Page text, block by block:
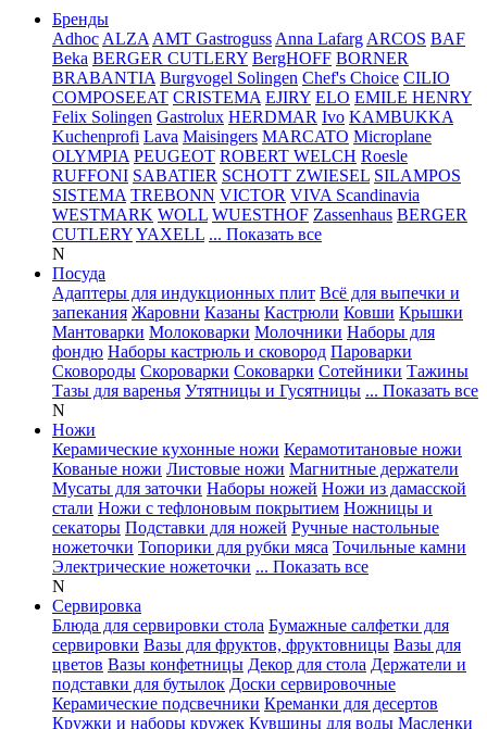
Бренды
Adhoc ALZA AMT Gastroguss Anna Lafarg ARCOS BAF
Beka BERGER CUTLERY BergHOFF BORNER
BRABANTIA Burgvogel Solingen Chef's Choice CILIO
COMPOSEEAT CRISTEMA EJIRY ELO EMILE HENRY
Felix Solingen Gastrolux HERDMAR Ivo KAMBUKKA
Kuchenprofi Lava Maisingers MARCATO Microplane
OLYMPIA PEUGEOT ROBERT WELCH Roesle
RUFFONI SABATIER SCHOTT ZWIESEL SILAMPOS
SISTEMA TREBONN VICTOR VIVA Scandinavia
WESTMARK WOLL WUESTHOF Zassenhaus BERGER
CUTLERYYAXELL ... Показать все
N
Посуда
Адаптеры для индукционных плит Всё для выпечки и
запекания Жаровни Казаны Кастрюли Ковши Крышки
Мантоварки Молоковарки Молочники Наборы для
фондю Наборы кастрюль и сковород Пароварки
Сковороды Скороварки Соковарки Сотейники Тажины
Тазы для варенья Утятницы и Гусятницы ... Показать все
N
Ножи
Керамические кухонные ножи Керамотитановые ножи
Кованые ножи Листовые ножи Магнитные держатели
Мусаты для заточки Наборы ножей Ножи из дамасской
стали Ножи с тефлоновым покрытием Ножницы и
секаторы Подставки для ножей Ручные настольные
ножеточки Топорики для рубки мяса Точильные камни
Электрические ножеточки ... Показать все
N
Сервировка
Блюда для сервировки стола Бумажные салфетки для
сервировки Вазы для фруктов, фруктовницы Вазы для
цветов Вазы конфетницы Декор для стола Держатели и
подставки для бутылок Доски сервировочные
Керамические подсвечники Креманки для десертов
Кружки и наборы кружек Кувшины для воды Масленки